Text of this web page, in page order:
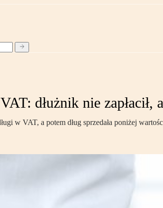
dłużnik nie
w VAT, a potem dług sprzedała poniżej